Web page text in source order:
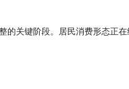
的关键阶段。居民消费形态正